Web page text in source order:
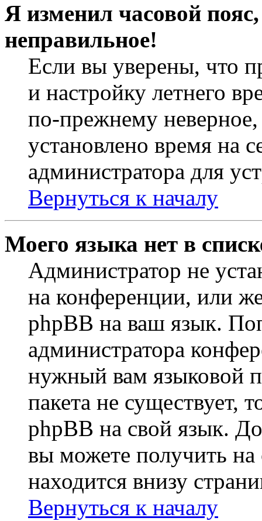
Я изменил часовой
неправильное!
Если вы уверены, что
и настройку летнего
по-прежнему неверное,
установлено время на
администратора для
Вернуться к началу
Моего языка нет в
Администратор не
на конференции, или
phpBB на ваш язык.
администратора
нужный вам языковой
пакета не существует,
phpBB на свой язык.
вы можете получить на
находится внизу
Вернуться к началу